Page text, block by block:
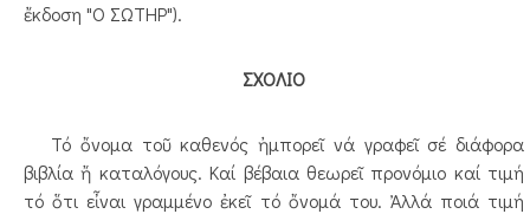
ἔκδοση "Ο ΣΩΤΗΡ").
ΣΧΟΛΙΟ
Τό ὄνομα τοῦ καθενός ἠμπορεῖ νά γραφεῖ σέ διάφορα
βιβλία ἤ καταλόγους. Καί βέβαια θεωρεῖ προνόμιο καί τιμή
τό ὅτι εἶναι γραμμένο ἐκεῖ τό ὄνομά του. Ἀλλά ποιά τιμή